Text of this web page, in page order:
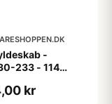
-
233 - 114
kant
kr